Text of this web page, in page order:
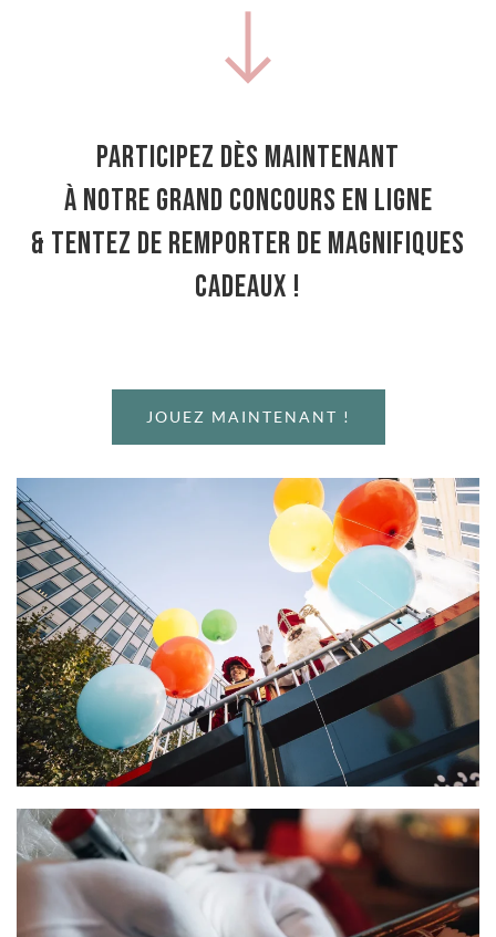
Participez dès maintenant
à notre grand concours en ligne
& tentez de remporter de magnifiques
cadeaux !
JOUEZ MAINTENANT !